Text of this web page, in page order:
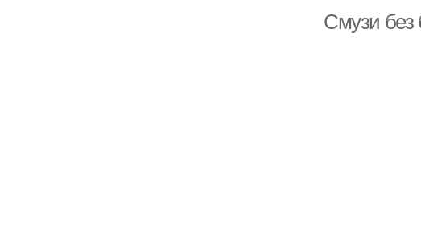
Смузи без